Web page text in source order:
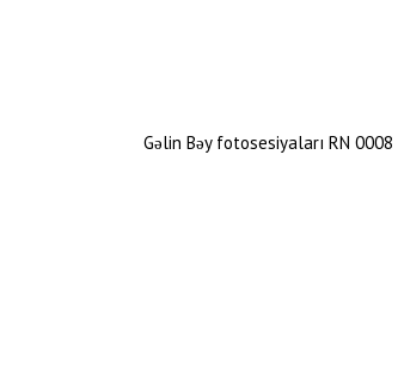
Gəlin Bəy fotosesiyaları RN 0008